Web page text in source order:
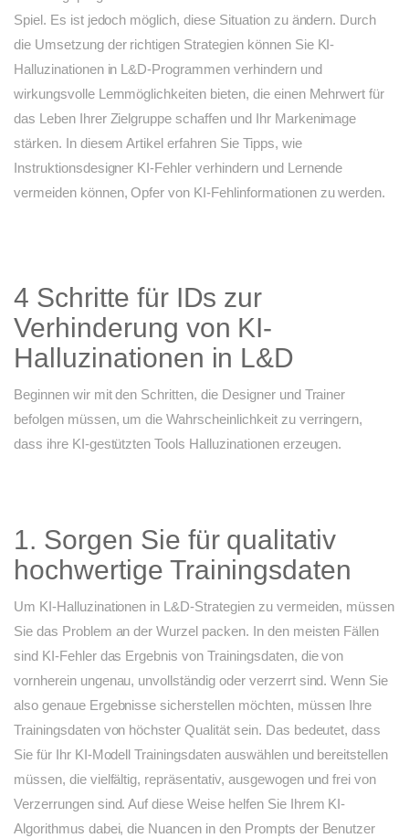
Spiel. Es ist jedoch möglich, diese Situation zu ändern. Durch
die Umsetzung der richtigen Strategien können Sie KI-
Halluzinationen in L&D-Programmen verhindern und
wirkungsvolle Lernmöglichkeiten bieten, die einen Mehrwert für
das Leben Ihrer Zielgruppe schaffen und Ihr Markenimage
stärken. In diesem Artikel erfahren Sie Tipps, wie
Instruktionsdesigner KI-Fehler verhindern und Lernende
vermeiden können, Opfer von KI-Fehlinformationen zu werden.
4 Schritte für IDs zur
Verhinderung von KI-
Halluzinationen in L&D
Beginnen wir mit den Schritten, die Designer und Trainer
befolgen müssen, um die Wahrscheinlichkeit zu verringern,
dass ihre KI-gestützten Tools Halluzinationen erzeugen.
1. Sorgen Sie für qualitativ
hochwertige Trainingsdaten
Um KI-Halluzinationen in L&D-Strategien zu vermeiden, müssen
Sie das Problem an der Wurzel packen. In den meisten Fällen
sind KI-Fehler das Ergebnis von Trainingsdaten, die von
vornherein ungenau, unvollständig oder verzerrt sind. Wenn Sie
also genaue Ergebnisse sicherstellen möchten, müssen Ihre
Trainingsdaten von höchster Qualität sein. Das bedeutet, dass
Sie für Ihr KI-Modell Trainingsdaten auswählen und bereitstellen
müssen, die vielfältig, repräsentativ, ausgewogen und frei von
Verzerrungen sind. Auf diese Weise helfen Sie Ihrem KI-
Algorithmus dabei, die Nuancen in den Prompts der Benutzer